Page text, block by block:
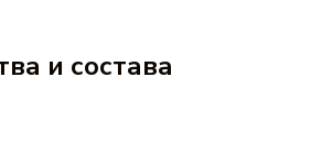
и состава